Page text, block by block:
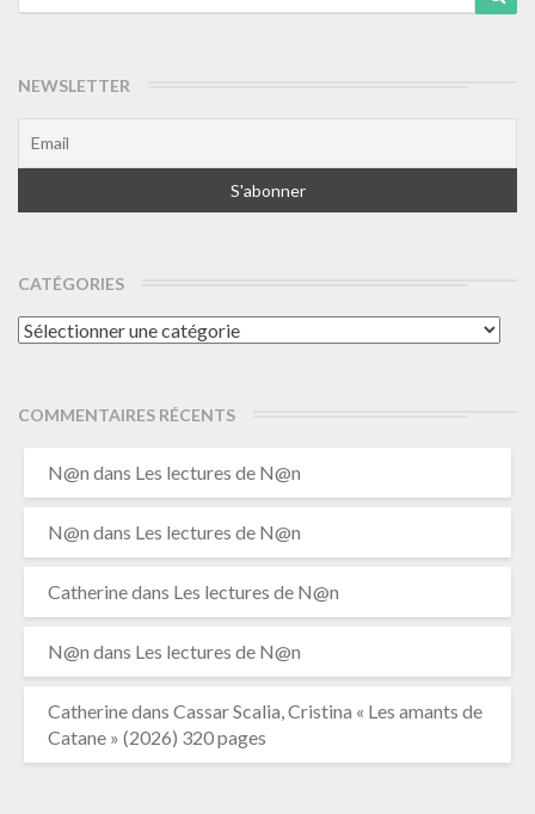
for:
NEWSLETTER
CATÉGORIES
Catégories
COMMENTAIRES RÉCENTS
N@n dans Les lectures de N@n
N@n dans Les lectures de N@n
Catherinedans Les lectures de N@n
N@n dans Les lectures de N@n
Catherinedans Cassar Scalia, Cristina « Les amants de
Catane » (2026) 320 pages